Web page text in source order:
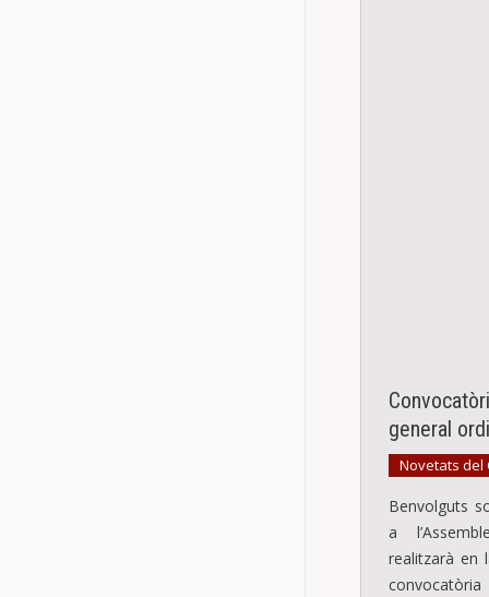
general
Novetats del
Benvolguts
a
realitzarà en